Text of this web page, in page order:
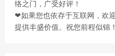
络之门，广受好评！
❤如果您也依存于互联网，欢
提供丰盛价值。祝您前程似锦！